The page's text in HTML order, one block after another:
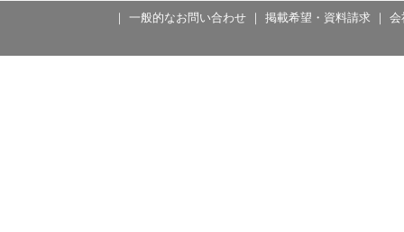
｜ 一般的なお問い合わせ ｜ 掲載希望・資料請求 ｜ 会